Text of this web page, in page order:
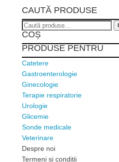
CAUTĂ PRODUSE
Caută
după:
COȘ
PRODUSE PENTRU
Catetere
Gastroenterologie
Ginecologie
Terapie respiratorie
Urologie
Glicemie
Sonde medicale
Veterinare
Despre noi
Termeni si conditii